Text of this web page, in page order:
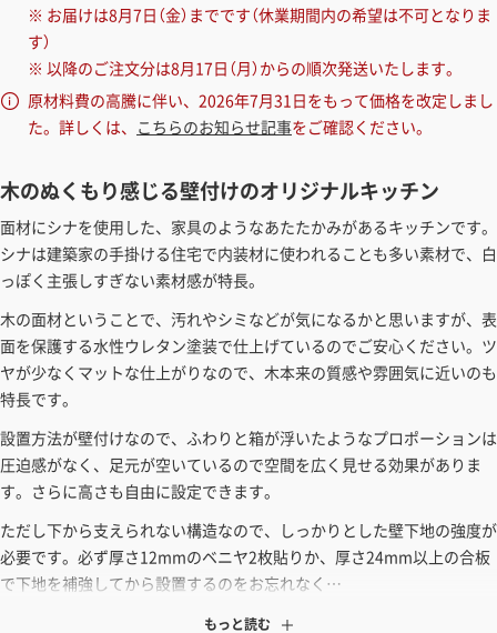
「請求書払い」の詳細はこちら
カートでのお見積り機能
「この商品を選ぶ」からご希望の商品をカートに入れていただき、お届
け先種別・都道府県を選択すると、送料を含んだ合計金額を確認する
見積もりガイドはこちら
※ お届けは8月7日（金）までです（休業期間内の希望は不可となりま
す）
※ 以降のご注文分は8月17日（月）からの順次発送いたします。
原材料費の高騰に伴い、2026年7月31日をもって価格を改定しまし
た。詳しくは、 こちらのお知らせ記事をご確認ください。
木のぬくもり感じる壁付けのオリジナルキッチン
面材にシナを使用した、家具のようなあたたかみがあるキッチンです。
シナは建築家の手掛ける住宅で内装材に使われることも多い素材で、白
っぽく主張しすぎない素材感が特長。
木の面材ということで、汚れやシミなどが気になるかと思いますが、表
面を保護する水性ウレタン塗装で仕上げているのでご安心ください。ツ
ヤが少なくマットな仕上がりなので、木本来の質感や雰囲気に近いのも
特長です。
設置方法が壁付けなので、ふわりと箱が浮いたようなプロポーションは
圧迫感がなく、足元が空いているので空間を広く見せる効果がありま
す。さらに高さも自由に設定できます。
ただし下から支えられない構造なので、しっかりとした壁下地の強度が
必要です。必ず厚さ12mmのベニヤ2枚貼りか、厚さ24mm以上の合板
で下地を補強してから設置するのをお忘れなく…
もっと読む